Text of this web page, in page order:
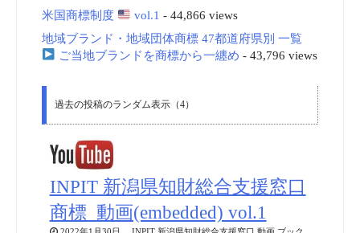
米国商標制度
vol.1 - 44,866 views
地域ブランド・地域団体商標 47都道府県別 一覧
ご当地ブランドを商標から一纏め - 43,796 views
過去の投稿のランダム表示（4）
INPIT 新潟県知財総合支援窓口
商標_動画(embedded) vol.1